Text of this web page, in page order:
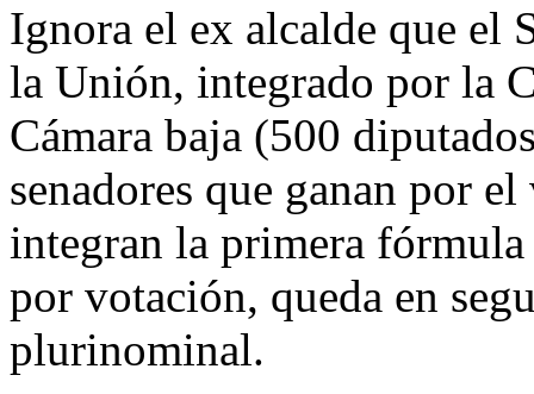
Ignora el ex alcalde que el
la Unión, integrado por la
Cámara baja (500
senadores que ganan por
integran la primera
por votación, queda en
plurinominal.